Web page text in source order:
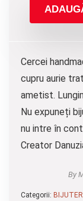
Cercei
cupru aurie
ametist.
Nu expuneți
nu intre în
Creator
By
Categorii: